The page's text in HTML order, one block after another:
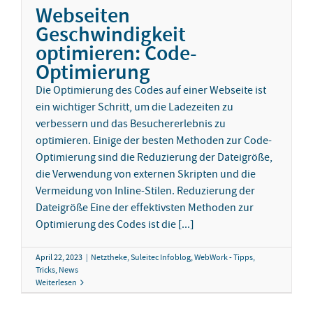
Webseiten
Geschwindigkeit
optimieren: Code-
Optimierung
Die Optimierung des Codes auf einer Webseite ist
ein wichtiger Schritt, um die Ladezeiten zu
verbessern und das Besuchererlebnis zu
optimieren. Einige der besten Methoden zur Code-
Optimierung sind die Reduzierung der Dateigröße,
die Verwendung von externen Skripten und die
Vermeidung von Inline-Stilen. Reduzierung der
Dateigröße Eine der effektivsten Methoden zur
Optimierung des Codes ist die [...]
April 22, 2023 | Netztheke,Suleitec Infoblog,WebWork - Tipps,
Tricks, News
Weiterlesen